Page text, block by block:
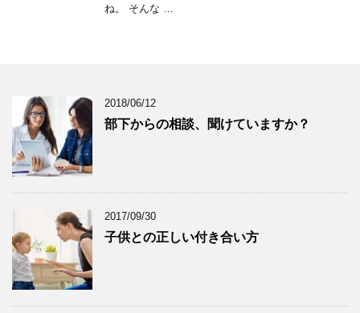
ね。 そんな …
2018/06/12
部下からの相談、聞けていますか？
2017/09/30
子供との正しい付き合い方